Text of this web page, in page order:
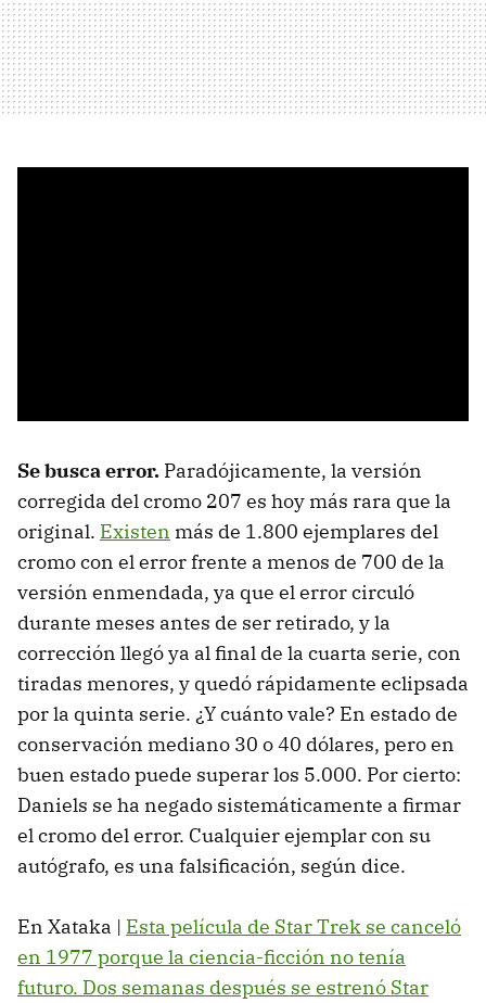
Se busca error. Paradójicamente, la versión
corregida del cromo 207 es hoy más rara que la
original. Existen más de 1.800 ejemplares del
cromo con el error frente a menos de 700 de la
versión enmendada, ya que el error circuló
durante meses antes de ser retirado, y la
corrección llegó ya al final de la cuarta serie, con
tiradas menores, y quedó rápidamente eclipsada
por la quinta serie. ¿Y cuánto vale? En estado de
conservación mediano 30 o 40 dólares, pero en
buen estado puede superar los 5.000. Por cierto:
Daniels se ha negado sistemáticamente a firmar
el cromo del error. Cualquier ejemplar con su
autógrafo, es una falsificación, según dice.
En Xataka | Esta película de Star Trek se canceló
en 1977 porque la ciencia-ficción no tenía
futuro. Dos semanas después se estrenó Star